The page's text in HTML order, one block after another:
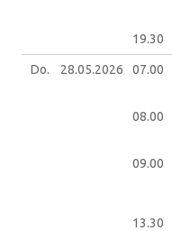
19.30
Do. 28.05.2026 07.00
08.00
09.00
13.30